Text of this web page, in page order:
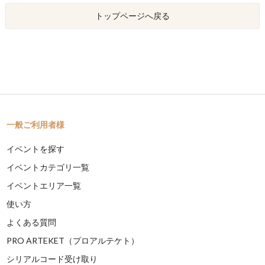
トップページへ戻る
一般ご利用者様
イベントを探す
イベントカテゴリ一覧
イベントエリア一覧
使い方
よくある質問
PRO ARTEKET（プロアルテケト）
シリアルコード受け取り